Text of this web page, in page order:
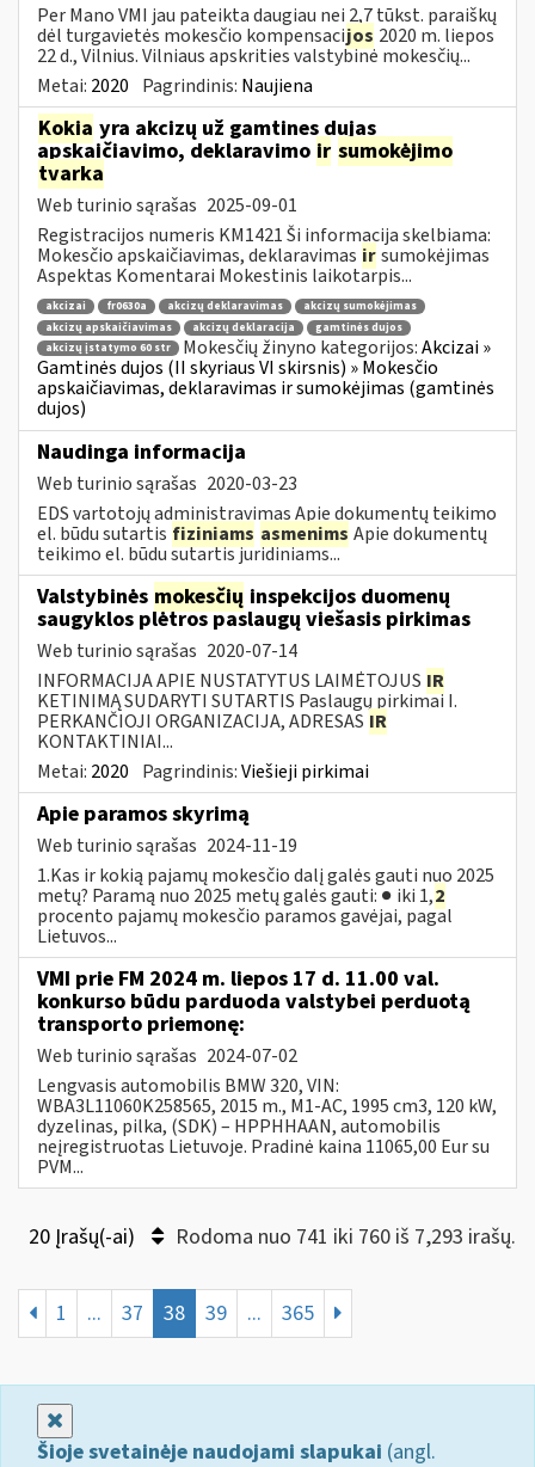
Per Mano VMI jau pateikta daugiau nei 2,7 tūkst. paraiškų
dėl turgavietės mokesčio kompensacijos 2020 m. liepos
22 d., Vilnius. Vilniaus apskrities valstybinė mokesčių...
Metai: 2020 Pagrindinis: Naujiena
Kokia yra akcizų už gamtines dujas
apskaičiavimo, deklaravimo ir sumokėjimo
tvarka
Web turinio sąrašas 2025-09-01
Registracijos numeris KM1421 Ši informacija skelbiama:
Mokesčio apskaičiavimas, deklaravimas irsumokėjimas
Aspektas Komentarai Mokestinis laikotarpis...
akcizai fr0630a akcizų deklaravimas
akcizų sumokėjimas
akcizų apskaičiavimas
akcizų deklaracija
gamtinės dujos
akcizų įstatymo 60 str
Mokesčių žinyno kategorijos:Akcizai »
Gamtinės dujos (II skyriaus VI skirsnis) » Mokesčio
apskaičiavimas, deklaravimas ir sumokėjimas (gamtinės
dujos)
Naudinga informacija
Web turinio sąrašas 2020-03-23
EDS vartotojų administravimas Apie dokumentų teikimo
el. būdu sutartis fiziniams asmenims Apie dokumentų
teikimo el. būdu sutartis juridiniams...
Valstybinės mokesčių inspekcijos duomenų
saugyklos plėtros paslaugų viešasis pirkimas
Web turinio sąrašas 2020-07-14
INFORMACIJA APIE NUSTATYTUS LAIMĖTOJUS IR
KETINIMĄ SUDARYTI SUTARTIS Paslaugų pirkimai I.
PERKANČIOJI ORGANIZACIJA, ADRESAS IR
KONTAKTINIAI...
Metai: 2020 Pagrindinis:Viešieji pirkimai
Apie paramos skyrimą
Web turinio sąrašas 2024-11-19
1.Kas ir kokią pajamų mokesčio dalį galės gauti nuo 2025
metų? Paramą nuo 2025 metų galės gauti: ● iki 1,2
procento pajamų mokesčio paramos gavėjai, pagal
Lietuvos...
VMI prie FM 2024 m. liepos 17 d. 11.00 val.
konkurso būdu parduoda valstybei perduotą
transporto priemonę:
Web turinio sąrašas 2024-07-02
Lengvasis automobilis BMW 320, VIN:
WBA3L11060K258565, 2015 m., M1-AC, 1995 cm3, 120 kW,
dyzelinas, pilka, (SDK) – HPPHHAAN, automobilis
neįregistruotas Lietuvoje. Pradinė kaina 11065,00 Eur su
PVM...
20 Įrašų(-ai) Rodoma nuo 741 iki 760 iš 7,293 irašų.
1 ... 37 38 39 ... 365
Šioje svetainėje naudojami slapukai (angl.